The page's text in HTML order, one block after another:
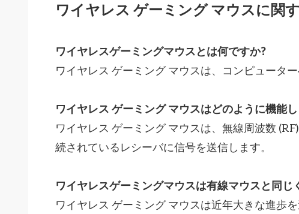
ワイヤレス ゲーミング マウスに関
ワイヤレスゲーミングマウスとは何ですか?
ワイヤレス ゲーミング マウスは、コンピュータ
ワイヤレス ゲーミング マウスはどのように機能
ワイヤレス ゲーミング マウスは、無線周波数
続されているレシーバに信号を送信します。
ワイヤレスゲーミングマウスは有線マウスと同じ
ワイヤレス ゲーミング マウスは近年大きな進歩